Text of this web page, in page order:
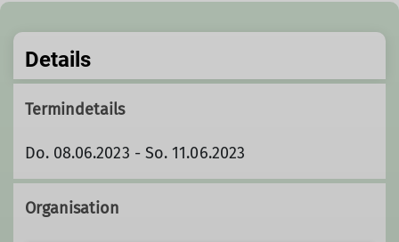
Details
Termindetails
Do. 08.06.2023 - So. 11.06.2023
Organisation